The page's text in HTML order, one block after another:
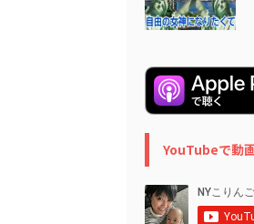
YouTubeで動